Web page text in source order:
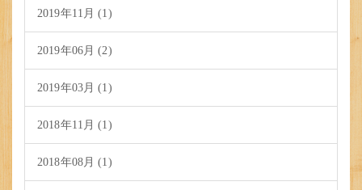
2019年11月 (1)
2019年06月 (2)
2019年03月 (1)
2018年11月 (1)
2018年08月 (1)